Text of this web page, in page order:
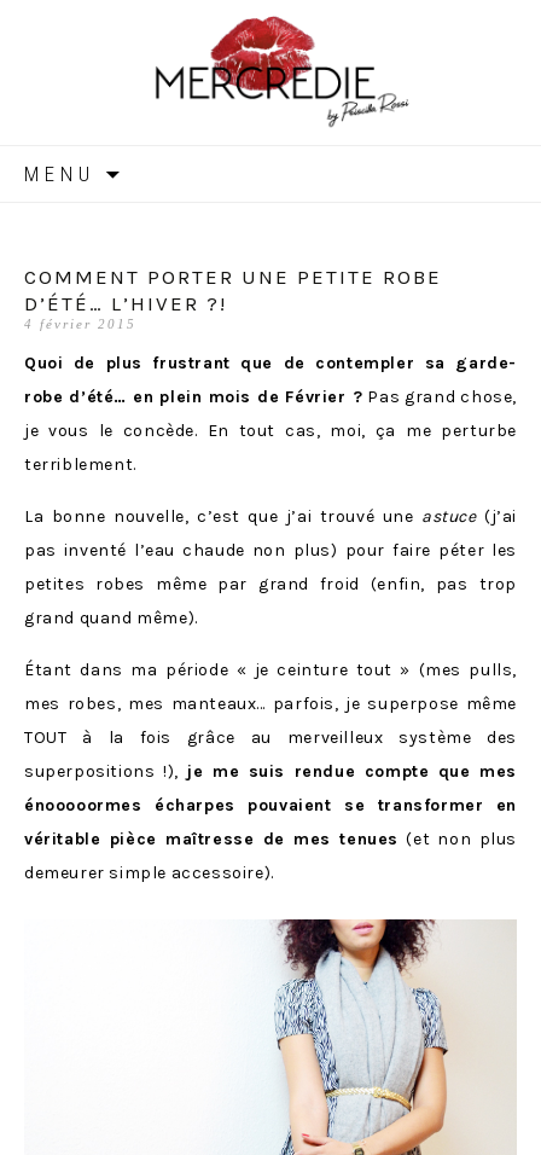
MERCREDIE
MENU
COMMENT PORTER UNE PETITE ROBE
D’ÉTÉ… L’HIVER ?!
4 février 2015
Quoi de plus frustrant que de contempler sa garde-
robe d’été… en plein mois de Février ? Pas grand chose,
je vous le concède. En tout cas, moi, ça me perturbe
terriblement.
La bonne nouvelle, c’est que j’ai trouvé une astuce(j’ai
pas inventé l’eau chaude non plus) pour faire péter les
petites robes même par grand froid (enfin, pas trop
grand quand même).
Étant dans ma période « je ceinture tout » (mes pulls,
mes robes, mes manteaux… parfois, je superpose même
TOUT à la fois grâce au merveilleux système des
superpositions !), je me suis rendue compte que mes
énooooormes écharpes pouvaient se transformer en
véritable pièce maîtresse de mes tenues (et non plus
demeurer simple accessoire).